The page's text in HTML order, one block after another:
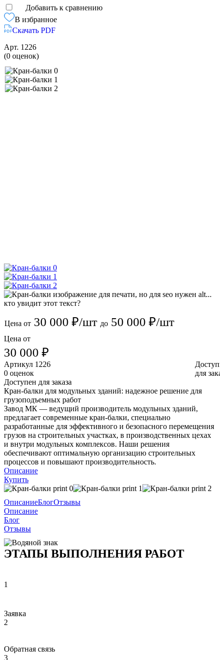
Добавить к сравнению
В избранное
Скачать PDF
Арт. 1226
(0 оценок)
Цена от 30 000 ₽/шт до 50 000 ₽/шт
Цена от
30 000 ₽
для
Артикул 1226
0 оценок
Доступен для заказа
Кран-балки для модульных зданий: надежное решение для
грузоподъемных работ
Завод МК — ведущий производитель модульных зданий,
предлагает современные кран-балки, специально
разработанные для эффективного и безопасного перемещения
грузов на строительных участках, в производственных цехах
и внутри модульных комплексов. Наши решения
обеспечивают оптимальную организацию строительных
процессов и повышают производительность.
Описание
Купить
ОписаниеБлогОтзывы
Описание
Блог
Отзывы
ЭТАПЫ ВЫПОЛНЕНИЯ РАБОТ
1
Заявка
2
Обратная связь
3